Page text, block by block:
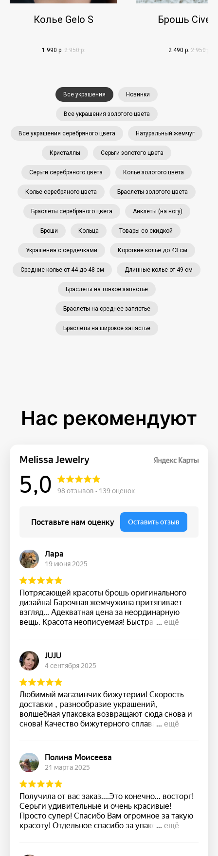
Колье Gelo S
1 990 р. 2 950 р.
Брошь
2 490 р. 2 950 р.
Все украшения Новинки
Все украшения золотого цвета
Все украшения серебряного цвета Натуральный жемчуг
Кристаллы Серьги золотого цвета
Серьги серебряного цвета Колье золотого цвета
Колье серебряного цвета Браслеты золотого цвета
Браслеты серебряного цвета Анклеты (на ногу)
Броши Кольца Товары со скидкой
Украшения с сердечками Короткие колье до 43 см
Средние колье от 44 до 48 см Длинные колье от 49 см
Браслеты на тонкое запястье
Браслеты на среднее запястье
Браслеты на широкое запястье
Нас рекомендуют